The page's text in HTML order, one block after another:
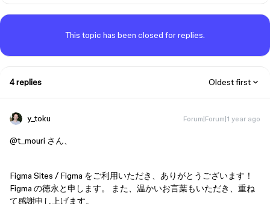
This topic has been closed for replies.
4 replies Oldest first
y_toku Forum|Forum|1 year ago
@t_mouri さん、
Figma Sites / Figma をご利用いただき、ありがとうございます！
Figma の徳永と申します。 また、温かいお言葉もいただき、重ね
て感謝申し上げます。